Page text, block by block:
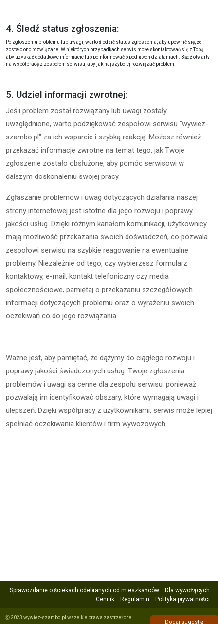
4. Śledź status zgłoszenia:
Po zgłoszeniu problemu lub uwagi, warto śledzić status zgłoszenia, aby upewnić się, że
zostało ono rozwiązane. W niektórych przypadkach serwis może skontaktować się z Tobą,
aby uzyskać dodatkowe informacje lub poinformować o podjętych działaniach. Bądź otwarty
na współpracę z zespołem serwisu, aby jak najszybciej rozwiązać problem.
5. Udziel informacji zwrotnej:
Jeśli problem został rozwiązany lub uwagi zostały
uwzględnione, warto podziękować zespołowi serwisu "wywiez-
szambo.pl" za ich wsparcie i szybką reakcję. Możesz również
przekazać informacje zwrotne na temat tego, jak Twoje
zgłoszenie zostało obsłużone, aby pomóc serwisowi w
dalszym doskonaleniu swojej pracy.
Zgłaszanie problemów i uwag dotyczących działania naszej
strony internetowej jest istotne dla jego rozwoju i poprawy
jakości usług. Dzięki różnym kanałom komunikacji, użytkownicy
mają możliwość przekazania swoich doświadczeń, co pozwala
zespołowi serwisu na szybkie reagowanie na ewentualne
problemy. Niezależnie od tego, czy wybierzesz formularz
kontaktowy, e-mail, kontakt telefoniczny czy media
społecznościowe, pamiętaj o przekazaniu szczegółowych
informacji dotyczących problemu oraz o wyrażeniu swoich
oczekiwań co do jego rozwiązania.
Ważne jest, aby pamiętać, że dążymy do ciągłego rozwoju i
poprawy jakości świadczonych usług. Twoje zgłoszenia
problemów i uwagi są cenne dla zespołu serwisu, ponieważ
pozwalają im identyfikować obszary, które wymagają uwagi i
ulepszeń. Dzięki współpracy z użytkownikami, serwis może lepiej
spełniać oczekiwania klientów i firm wywozowych.
Sprawozdanie o ściekach odebranych od mieszkańców
Dla wywożących
Cennik
Regulamin Polityka prywatności
ⓒ 2023 wywiez-szambo.pl wszelkie prawa zastrzeżone
Dodaj sugestię